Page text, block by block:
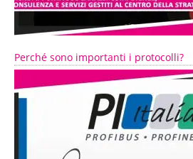
Perché sono importanti i protocolli?